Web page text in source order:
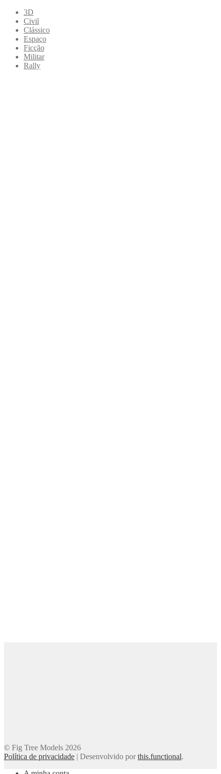
3D
Civil
Clássico
Espaço
Ficção
Militar
Rally
© Fig Tree Models 2026
Política de privacidade | Desenvolvido porthis.functional.